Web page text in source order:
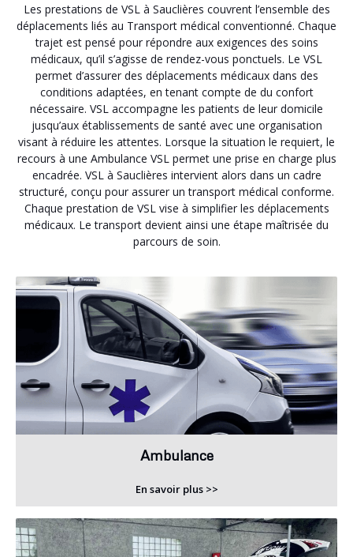
Les prestations de VSL à Sauclières couvrent l’ensemble des
déplacements liés au Transport médical conventionné. Chaque
trajet est pensé pour répondre aux exigences des soins
médicaux, qu’il s’agisse de rendez-vous ponctuels. Le VSL
permet d’assurer des déplacements médicaux dans des
conditions adaptées, en tenant compte de du confort
nécessaire. VSL accompagne les patients de leur domicile
jusqu’aux établissements de santé avec une organisation
visant à réduire les attentes. Lorsque la situation le requiert, le
recours à une Ambulance VSL permet une prise en charge plus
encadrée. VSL à Sauclières intervient alors dans un cadre
structuré, conçu pour assurer un transport médical conforme.
Chaque prestation de VSL vise à simplifier les déplacements
médicaux. Le transport devient ainsi une étape maîtrisée du
parcours de soin.
Ambulance
En savoir plus >>